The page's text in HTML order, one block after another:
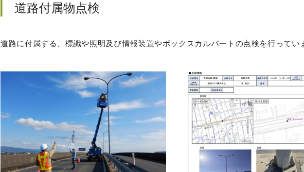
道路付属物点検
道路に付属する、標識や照明及び情報装置やボックスカルバートの点検を行ってい